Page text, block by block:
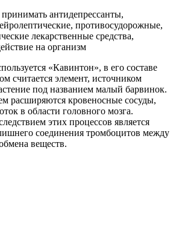
антидепрессанты,
противосудорожные,
лекарственные средства,
на организм
«Кавинтон», в его составе
считается элемент, источником
под названием малый барвинок.
расширяются кровеносные сосуды,
в области головного мозга.
этих процессов является
соединения тромбоцитов между
веществ.